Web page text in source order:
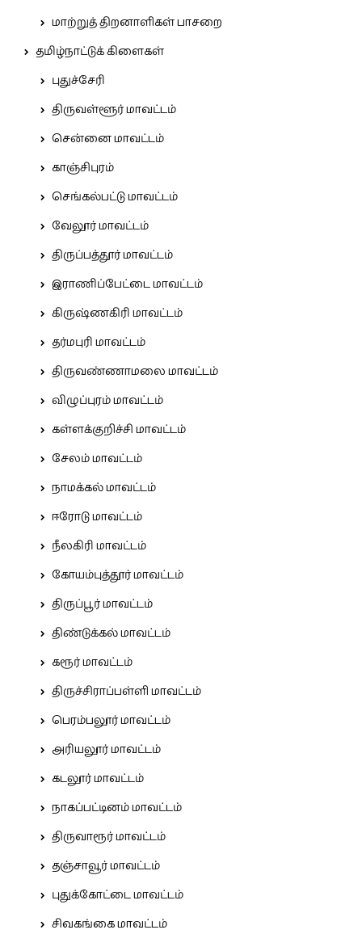
மாற்றுத் திறனாளிகள் பாசறை
தமிழ்நாட்டுக் கிளைகள்
புதுச்சேரி
திருவள்ளூர் மாவட்டம்
சென்னை மாவட்டம்
காஞ்சிபுரம்
செங்கல்பட்டு மாவட்டம்
வேலூர் மாவட்டம்
திருப்பத்தூர் மாவட்டம்
இராணிப்பேட்டை மாவட்டம்
கிருஷ்ணகிரி மாவட்டம்
தர்மபுரி மாவட்டம்
திருவண்ணாமலை மாவட்டம்
விழுப்புரம் மாவட்டம்
கள்ளக்குறிச்சி மாவட்டம்
சேலம் மாவட்டம்
நாமக்கல் மாவட்டம்
ஈரோடு மாவட்டம்
நீலகிரி மாவட்டம்
கோயம்புத்தூர் மாவட்டம்
திருப்பூர் மாவட்டம்
திண்டுக்கல் மாவட்டம்
கரூர் மாவட்டம்
திருச்சிராப்பள்ளி மாவட்டம்
பெரம்பலூர் மாவட்டம்
அரியலூர் மாவட்டம்
கடலூர் மாவட்டம்
நாகப்பட்டினம் மாவட்டம்
திருவாரூர் மாவட்டம்
தஞ்சாவூர் மாவட்டம்
புதுக்கோட்டை மாவட்டம்
சிவகங்கை மாவட்டம்